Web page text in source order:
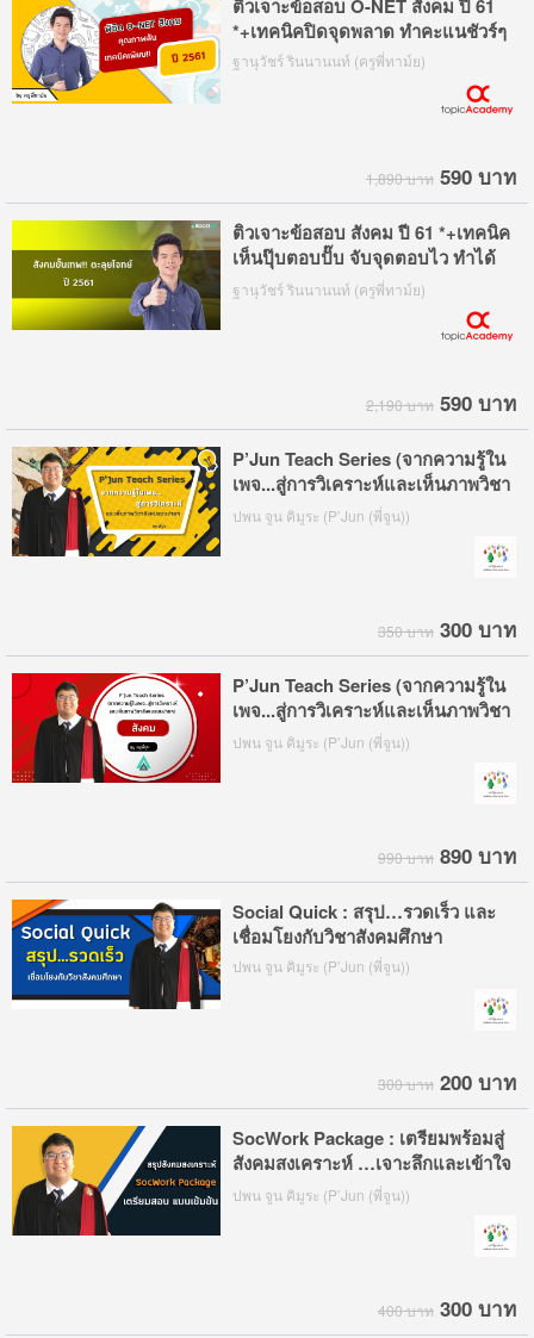
ติวเจาะข้อสอบ O-NET สังคม ปี 61
*+เทคนิคปิดจุดพลาด ทำคะแนชัวร์ๆ
ฐานุวัชร์ รินนานนท์ (ครูพี่ทาม์ย)
1,890 บาท 590 บาท
ติวเจาะข้อสอบ สังคม ปี 61 *+เทคนิค
เห็นปุ๊บตอบปั๊บ จับจุดตอบไว ทำได้
ทันเวลา
ฐานุวัชร์ รินนานนท์ (ครูพี่ทาม์ย)
2,190 บาท 590 บาท
P’Jun Teach Series (จากความรู้ใน
เพจ...สู่การวิเคราะห์และเห็นภาพวิชา
สังคมแบบง่ายๆ)
ปพน จูน คิมูระ (P’Jun (พี่จูน))
350 บาท 300 บาท
P’Jun Teach Series (จากความรู้ใน
เพจ...สู่การวิเคราะห์และเห็นภาพวิชา
สังคมแบบง่ายๆ)
ปพน จูน คิมูระ (P’Jun (พี่จูน))
990 บาท 890 บาท
Social Quick : สรุป…รวดเร็ว และ
เชื่อมโยงกับวิชาสังคมศึกษา
ปพน จูน คิมูระ (P’Jun (พี่จูน))
300 บาท 200 บาท
SocWork Package : เตรียมพร้อมสู่
สังคมสงเคราะห์ …เจาะลึกและเข้าใจ
ตัวตน
ปพน จูน คิมูระ (P’Jun (พี่จูน))
400 บาท 300 บาท